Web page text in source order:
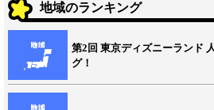
地域のランキング
第2回 東京ディズニーランド
グ！